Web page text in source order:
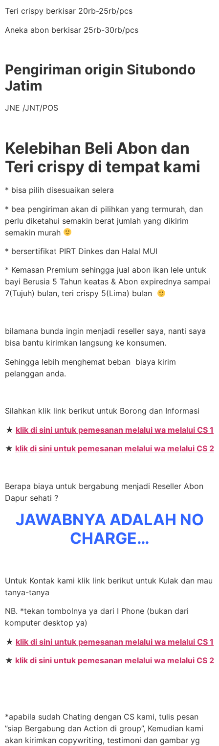
Teri crispy berkisar 20rb-25rb/pcs
Aneka abon berkisar 25rb-30rb/pcs
Pengiriman origin Situbondo
Jatim
JNE /JNT/POS
Kelebihan Beli Abon dan
Teri crispy di tempat kami
* bisa pilih disesuaikan selera
* bea pengiriman akan di pilihkan yang termurah, dan
perlu diketahui semakin berat jumlah yang dikirim
semakin murah
* bersertifikat PIRT Dinkes dan Halal MUI
* Kemasan Premium sehingga jual abon ikan lele untuk
bayi Berusia 5 Tahun keatas & Abon expirednya sampai
7(Tujuh) bulan, teri crispy 5(Lima) bulan
bilamana bunda ingin menjadi reseller saya, nanti saya
bisa bantu kirimkan langsung ke konsumen.
Sehingga lebih menghemat beban biaya kirim
pelanggan anda.
Silahkan klik link berikut untuk Borong dan Informasi
★ klik di sini untuk pemesanan melalui wa melalui CS 1
★ klik di sini untuk pemesanan melalui wa melalui CS 2
Berapa biaya untuk bergabung menjadi Reseller Abon
Dapur sehati ?
JAWABNYA ADALAH NO
CHARGE…
Untuk Kontak kami klik link berikut untuk Kulak dan mau
tanya-tanya
NB. *tekan tombolnya ya dari I Phone (bukan dari
komputer desktop ya)
★ klik di sini untuk pemesanan melalui wa melalui CS 1
★ klik di sini untuk pemesanan melalui wa melalui CS 2
*apabila sudah Chating dengan CS kami, tulis pesan
”siap Bergabung dan Action di group”, Kemudian kami
akan kirimkan copywriting, testimoni dan gambar yg